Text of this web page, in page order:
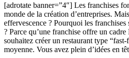
[adrotate banner=”4″] Les franchises
monde de la création d’entreprises.
effervescence ? Pourquoi les
? Parce qu’une franchise offre un
souhaitez créer un restaurant type
moyenne. Vous avez plein d’idées en